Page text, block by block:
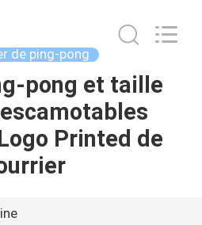
de ping-pong
pong et taille
Printed de